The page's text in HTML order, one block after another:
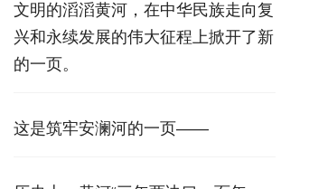
文明的滔滔黄河，在中华民族走向复
兴和永续发展的伟大征程上掀开了新
的一页。
这是筑牢安澜河的一页——